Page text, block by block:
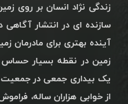
زندگی نژاد انسان بر روی
سازنده ای در انتشار آگاهی
آینده بهتری برای مادرمان
زمین در نقطه بسیار حساس
یک بیداری جمعی در جمعیت
از خوابی هزاران ساله،